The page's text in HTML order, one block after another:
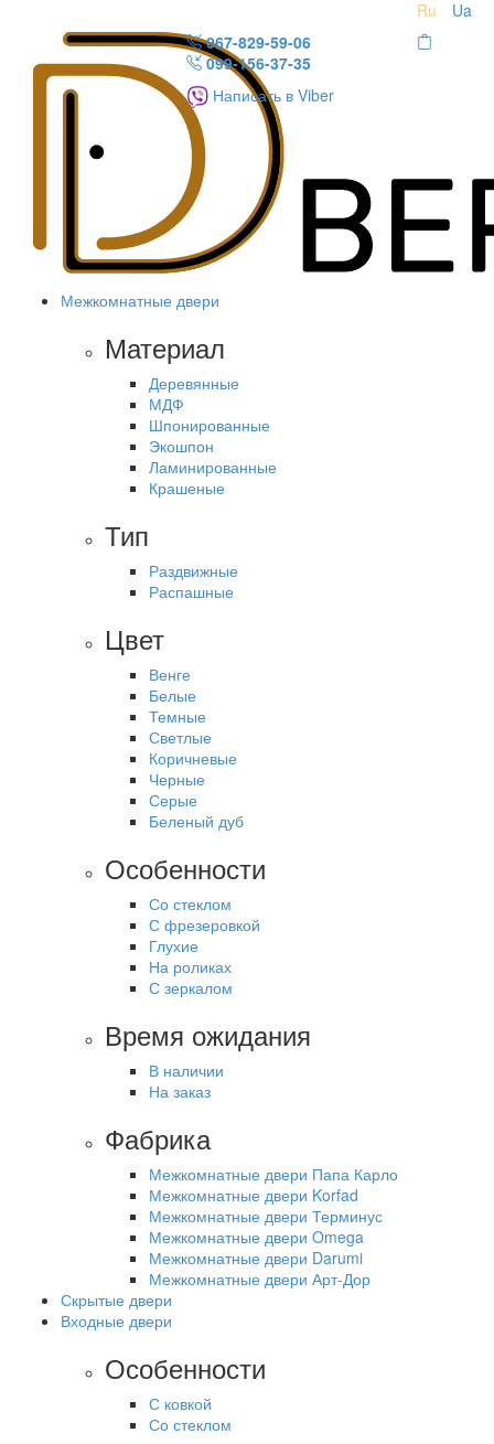
Ru
Ua
067-829-59-06
099-156-37-35
Написать в Viber
Межкомнатные двери
Материал
Деревянные
МДФ
Шпонированные
Экошпон
Ламинированные
Крашеные
Тип
Раздвижные
Распашные
Цвет
Венге
Белые
Темные
Светлые
Коричневые
Черные
Серые
Беленый дуб
Особенности
Со стеклом
С фрезеровкой
Глухие
На роликах
С зеркалом
Время ожидания
В наличии
На заказ
Фабрика
Межкомнатные двери Папа Карло
Межкомнатные двери Korfad
Межкомнатные двери Терминус
Межкомнатные двери Omega
Межкомнатные двери Darumi
Межкомнатные двери Арт-Дор
Скрытые двери
Входные двери
Особенности
С ковкой
Со стеклом